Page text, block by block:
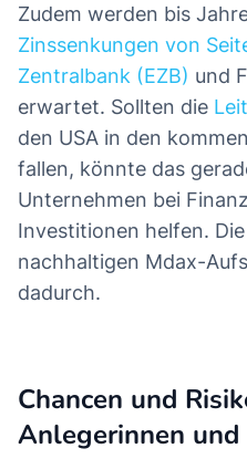
Zudem werden bis
Zinssenkungen von
Zentralbank (EZB) und
erwartet. Sollten die
den USA in den
fallen, könnte das
Unternehmen bei
Investitionen helfen.
nachhaltigen Mdax-
dadurch.
Chancen und
Anlegerinnen